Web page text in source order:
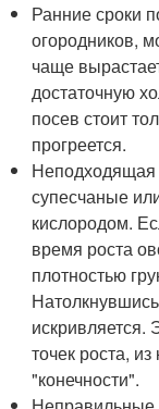
Ранние сроки
огородников,
чаще
достаточную
посев стоит
прогреется.
Неподходящая
супесчаные
кислородом.
время роста
плотностью
искривляется.
точек роста,
"конечности".